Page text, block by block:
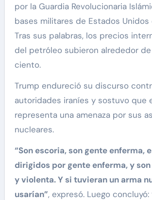
por la Guardia Revolucionaria
bases militares de Estados Unidos
Tras sus palabras, los precios
del petróleo subieron alrededor
ciento.
Trump endureció su discurso
autoridades iraníes y sostuvo que
representa una amenaza por sus
nucleares.
“Son escoria, son gente enferma,
dirigidos por gente enferma, y
y violenta. Y si tuvieran un arma
usarían”, expresó. Luego concluyó: